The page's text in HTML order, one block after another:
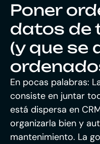
Poner
datos de
(y que se
En pocas palabras:
consiste en juntar
está dispersa en
organizarla bien y
mantenimiento. La